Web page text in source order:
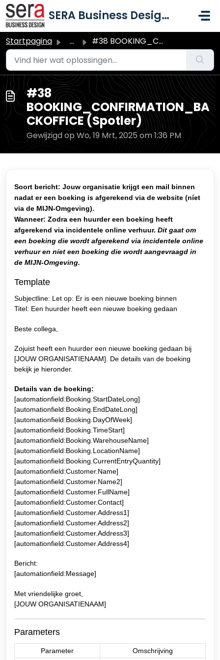
Doorgaan naar hoofdinhoud
SERA Business Design B.V.
Startpagina ... #38 BOOKING_CONFIRMATION_BACKOFFICE (Spotler)
#38
BOOKING_CONFIRMATION_BA
CKOFFICE (Spotler)
Gewijzigd op Wo, 19 Mrt, 2025 om 1:36 PM
Soort bericht: Jouw organisatie krijgt een mail binnen
nadat er een boeking is afgerekend via de website (níet
via de MIJN-Omgeving).
Wanneer: Zodra een huurder een boeking heeft
afgerekend via incidentele online verhuur. Dit gaat om
een boeking die wordt afgerekend via incidentele online
verhuur en níet een boeking die wordt aangevraagd in
de MIJN-Omgeving.
Template
Subjectline: Let op: Er is een nieuwe boeking binnen
Titel: Een huurder heeft een nieuwe boeking gedaan
Beste collega,
Zojuist heeft een huurder een nieuwe boeking gedaan bij
[JOUW ORGANISATIENAAM]. De details van de boeking
bekijk je hieronder.
Details van de boeking:
[automationfield:Booking.StartDateLong]
[automationfield:Booking.EndDateLong]
[automationfield:Booking.DayOfWeek]
[automationfield:Booking.TimeStart]
[automationfield:Booking.WarehouseName]
[automationfield:Booking.LocationName]
[automationfield:Booking.CurrentEntryQuantity]
[automationfield:Customer.Name]
[automationfield:Customer.Name2]
[automationfield:Customer.FullName]
[automationfield:Customer.Contact]
[automationfield:Customer.Address1]
[automationfield:Customer.Address2]
[automationfield:Customer.Address3]
[automationfield:Customer.Address4]
Bericht:
[automationfield:Message]
Met vriendelijke groet,
[JOUW ORGANISATIENAAM]
Parameters
Parameter
Omschrijving